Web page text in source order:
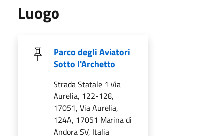
Luogo
Parco degli Aviatori
Sotto l'Archetto
Strada Statale 1 Via
Aurelia, 122-128,
17051, Via Aurelia,
124A, 17051 Marina di
Andora SV, Italia